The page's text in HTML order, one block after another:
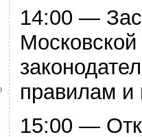
14:00 —
правилам и
15:00 —